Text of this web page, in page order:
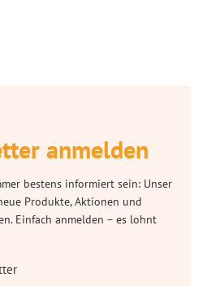
anmelden
bestens informiert sein: Unser
Produkte, Aktionen und
Einfach anmelden – es lohnt